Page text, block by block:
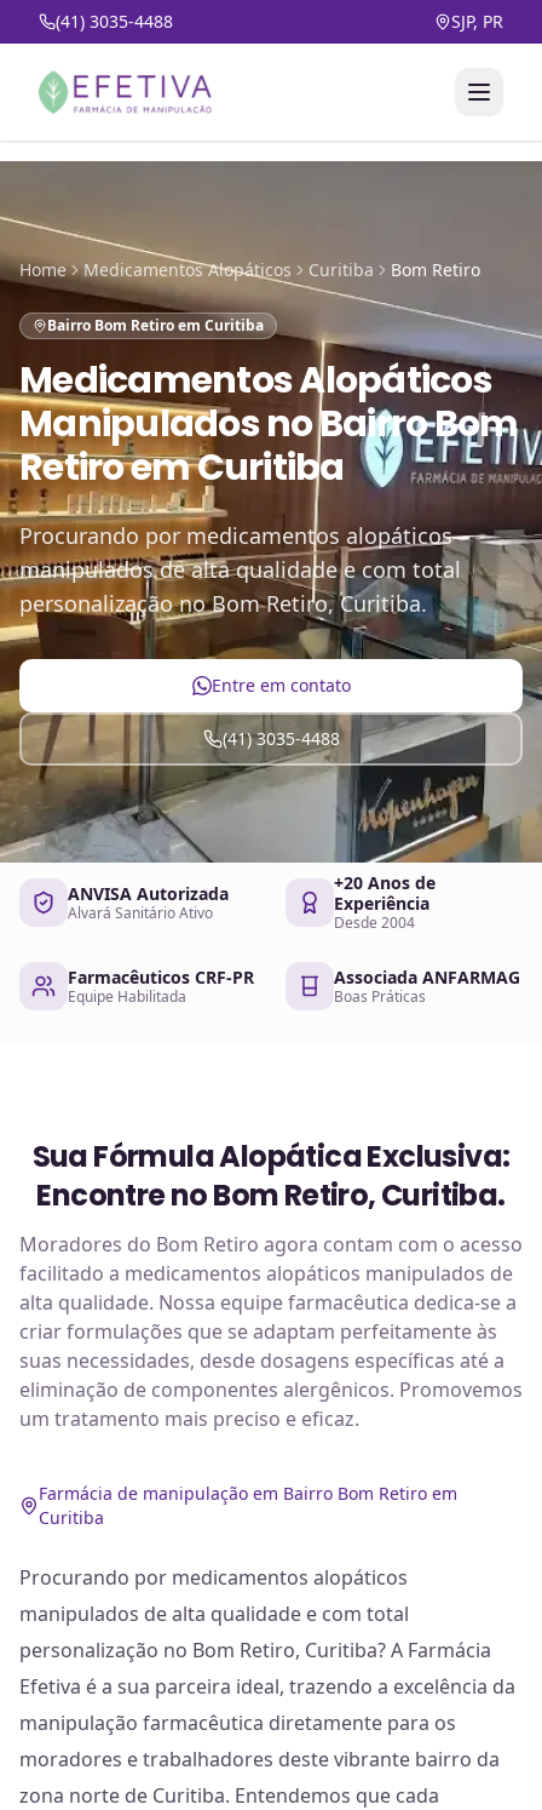
(41) 3035-4488 SJP, PR
Home Medicamentos Alopáticos Curitiba Bom Retiro
Bairro Bom Retiro em Curitiba
Medicamentos Alopáticos
ManipuladosnoBairro Bom
Retiro em Curitiba
Procurando por medicamentos alopáticos
manipulados de alta qualidade e com total
personalização no Bom Retiro, Curitiba.
Entre em contato
(41) 3035-4488
ANVISA Autorizada
Alvará Sanitário Ativo
+20 Anos de
Experiência
Desde 2004
Farmacêuticos CRF-PR
Equipe Habilitada
Associada ANFARMAG
Boas Práticas
Sua Fórmula Alopática Exclusiva:
Encontre no Bom Retiro, Curitiba.
Moradores do Bom Retiro agora contam com o acesso
facilitado a medicamentos alopáticos manipulados de
alta qualidade. Nossa equipe farmacêutica dedica-se a
criar formulações que se adaptam perfeitamente às
suas necessidades, desde dosagens específicas até a
eliminação de componentes alergênicos. Promovemos
um tratamento mais preciso e eficaz.
Farmácia de manipulação em Bairro Bom Retiro em
Curitiba
Procurando por medicamentos alopáticos
manipulados de alta qualidade e com total
personalização no Bom Retiro, Curitiba? A Farmácia
Efetiva é a sua parceira ideal, trazendo a excelência da
manipulação farmacêutica diretamente para os
moradores e trabalhadores deste vibrante bairro da
zona norte de Curitiba. Entendemos que cada